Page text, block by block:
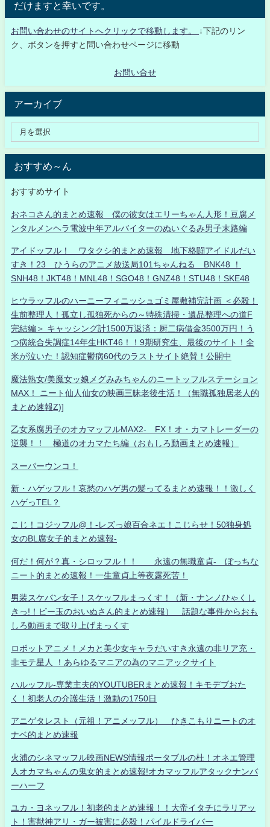
だけますと幸いです。
お問い合わせのサイトへクリックで移動します。
↓下記のリン
ク、ボタンを押すと問い合わせページに移動
お問い合せ
アーカイブ
おすすめ～ん
おすすめサイト
おネコさん的まとめ速報 僕の彼女はエリーちゃん人形！豆腐メ
ンタルメンヘラ電波中年アルバイターのぬいぐるみ男子末路編
アイドッフル！ ワタクシ的まとめ速報 地下格闘アイドルだい
すき！23 ひうらのアニメ放送局101ちゃんねる BNK48 ！
SNH48！JKT48！MNL48！SGO48！GNZ48！STU48！SKE48
ヒウラッフルのハーニーフィニッシュゴミ屋敷補完計画 ＜必殺！
生前整理人！孤立し孤独死からの～特殊清掃・遺品整理への道F
完結編＞ キャッシング計1500万返済：厨二病借金3500万円！う
つ病統合失調症14年生HKT46！！9期研究生、最後のサイト！全
米が泣いた！認知症鬱病60代のラストサイト絶賛！公開中
魔法熟女/美魔女ッ娘メグみみちゃんのニートッフルステーション
MAX！ ニート仙人仙女の映画三昧老後生活！（無職孤独居老人的
まとめ速報Z)]
乙女系腐男子のオカマッフルMAX2- FX！オ・カマトレーダーの
逆襲！！ 極道のオカマたち編（おもしろ動画まとめ速報）
スーパーウンコ！
新・ハゲッフル！哀愁のハゲ男の髪ってるまとめ速報！！激しく
ハゲっTEL？
こじ！コジッフル@！-レズっ娘百合ネエ！こじらせ！50独身処
女のBL腐女子的まとめ速報-
何だ！何が？真・シロッフル！！ 永遠の無職童貞- ぼっちな
ニート的まとめ速報！一生童貞上等夜露死苦！
男装スケバン女子！スケッフルまっくす！（新・ナンノひゃくし
きっ!！ビー玉のおいぬさん的まとめ速報） 話題な事件からおも
しろ動画まで取り上げまっくす
ロボットアニメ！メカと美少女キャラだいすき永遠の非リア充・
非モテ星人 ！あらゆるマニアの為のマニアックサイト
ハルッフル-専業主夫的YOUTUBERまとめ速報！キモデブおた
く！初老人の介護生活！激動の1750日
アニゲタレスト（元祖！アニメッフル） ひきこもりニートのオ
ナベ的まとめ速報
火浦のシネマッフル映画NEWS情報ポータブルの杜！オネエ管理
人オカマちゃんの鬼女的まとめ速報!オカマッフルアタックナンバ
ーハーフ
ユカ・ヨネッフル！初老的まとめ速報！！大帝イタチにラリアッ
ト！害獣神アリ・ガー被害に必殺！パイルドライバー